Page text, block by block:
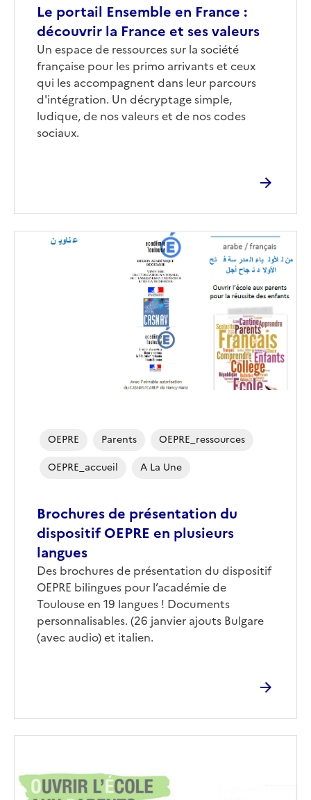
Le portail Ensemble en France :
découvrir la France et ses valeurs
Un espace de ressources sur la société
française pour les primo arrivants et ceux
qui les accompagnent dans leur parcours
d'intégration. Un décryptage simple,
ludique, de nos valeurs et de nos codes
sociaux.
Brochures de présentation du
dispositif OEPRE en plusieurs
langues
Des brochures de présentation du dispositif
OEPRE bilingues pour l’académie de
Toulouse en 19 langues ! Documents
personnalisables. (26 janvier ajouts Bulgare
(avec audio) et italien.
OEPRE Parents
OEPRE_ressources
OEPRE_accueil
A La Une